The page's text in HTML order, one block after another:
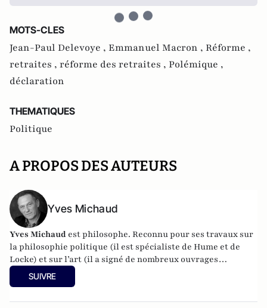
MOTS-CLES
Jean-Paul Delevoye , Emmanuel Macron , Réforme ,
retraites , réforme des retraites , Polémique ,
déclaration
THEMATIQUES
Politique
A PROPOS DES AUTEURS
Yves Michaud
Yves Michaud est philosophe. Reconnu pour ses travaux sur
la philosophie politique (il est spécialiste de Hume et de
Locke) et sur l’art (il a signé de nombreux ouvrages
d’esthétique et a dirigé l’École des beaux-arts), il donne des
conférences dans le monde entier… quand il n’est pas à
SUIVRE